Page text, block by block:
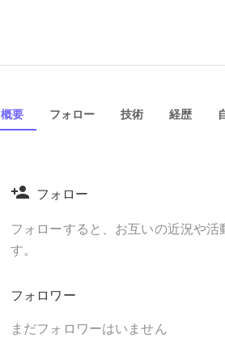
概要 フォロー 技術 経歴
フォロー
フォローすると、お互いの近況や
す。
フォロワー
まだフォロワーはいません